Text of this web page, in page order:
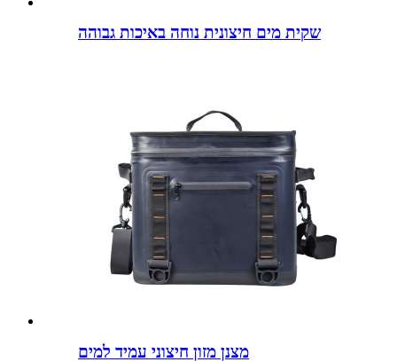
שקית מים חיצונית נוחה באיכות גבוהה
מצנן מזון חיצוני עמיד למים